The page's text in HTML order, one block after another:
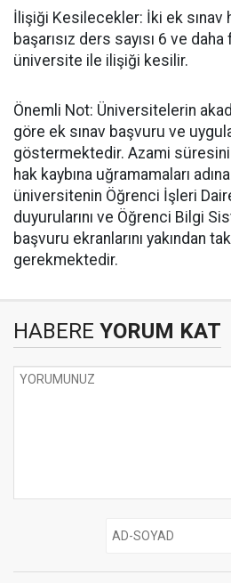
​İlişiği Kesilecekler: İki ek sınav
başarısız ders sayısı 6 ve
üniversite ile ilişiği kesilir.
​Önemli Not: Üniversitelerin
göre ek sınav başvuru ve
göstermektedir. Azami
hak kaybına uğramamaları
üniversitenin Öğrenci İşleri
duyurularını ve Öğrenci Bilgi
başvuru ekranlarını yakından
gerekmektedir.
HABERE YORUM KAT